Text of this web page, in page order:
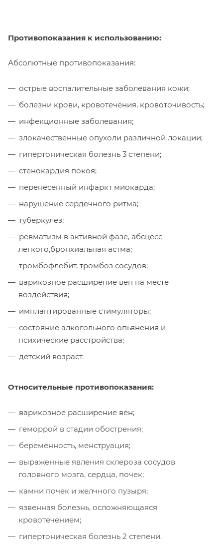
Противопоказания к использованию:
Абсолютные противопоказания:
острые воспалительные заболевания кожи;
болезни крови, кровотечения, кровоточивость;
инфекционные заболевания;
злокачественные опухоли различной локации;
гипертоническая болезнь 3 степени;
стенокардия покоя;
перенесенный инфаркт миокарда;
нарушение сердечного ритма;
туберкулез;
ревматизм в активной фазе, абсцесс
легкого,бронхиальная астма;
тромбофлебит, тромбоз сосудов;
варикозное расширение вен на месте
воздействия;
имплантированные стимуляторы;
состояние алкогольного опьянения и
психические расстройства;
детский возраст.
Относительные противопоказания:
варикозное расширение вен;
геморрой в стадии обострения;
беременность, менструация;
выраженные явления склероза сосудов
головного мозга, сердца, почек;
камни почек и желчного пузыря;
язвенная болезнь, осложняющаяся
кровотечением;
гипертоническая болезнь 2 степени.